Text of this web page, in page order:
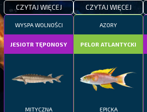
CZYTAJ WIĘCEJ CZYTAJ WIĘCEJ
WYSPA WOLNOŚCI
JESIOTR TĘPONOSY
MITYCZNA
AZORY
PELOR ATLANTYCKI
EPICKA